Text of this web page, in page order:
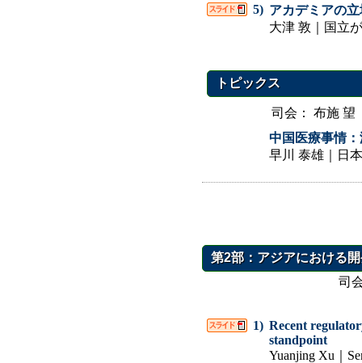
5) アカデミアの
大津 敦｜国立
トピックス
司会：
布施
中国医療事情
早川 泰雄｜日
第2部：アジアにおける
司
1) Recent
standpoint
Yuanjing Xu｜